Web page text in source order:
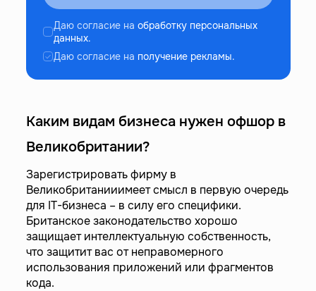
Даю согласие на обработку персональных
данных.
Даю согласие на получение рекламы.
Каким видам бизнеса нужен офшор в
Великобритании?
Зарегистрировать фирму в
Великобританииимеет смысл в первую очередь
для IT-бизнеса – в силу его специфики.
Британское законодательство хорошо
защищает интеллектуальную собственность,
что защитит вас от неправомерного
использования приложений или фрагментов
кода.